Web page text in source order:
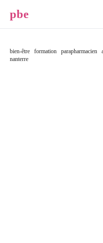
pbe
bien-être formation parapharmacien
nanterre